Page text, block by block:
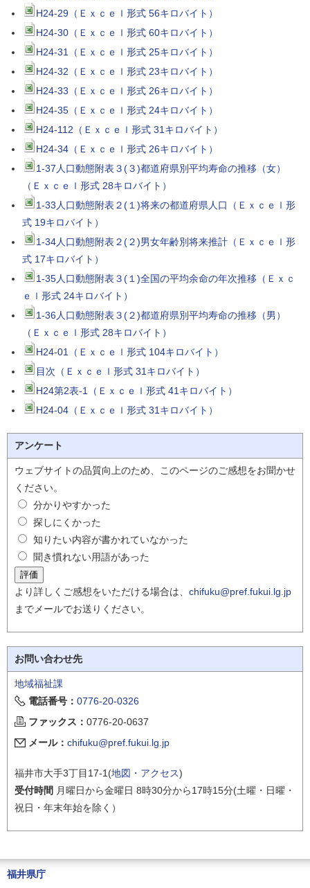
H24-29（Ｅｘｃｅｌ形式 56キロバイト）
H24-30（Ｅｘｃｅｌ形式 60キロバイト）
H24-31（Ｅｘｃｅｌ形式 25キロバイト）
H24-32（Ｅｘｃｅｌ形式 23キロバイト）
H24-33（Ｅｘｃｅｌ形式 26キロバイト）
H24-35（Ｅｘｃｅｌ形式 24キロバイト）
H24-112（Ｅｘｃｅｌ形式 31キロバイト）
H24-34（Ｅｘｃｅｌ形式 26キロバイト）
1-37人口動態附表３(３)都道府県別平均寿命の推移（女）
（Ｅｘｃｅｌ形式 28キロバイト）
1-33人口動態附表２(１)将来の都道府県人口（Ｅｘｃｅｌ形
式 19キロバイト）
1-34人口動態附表２(２)男女年齢別将来推計（Ｅｘｃｅｌ形
式 17キロバイト）
1-35人口動態附表３(１)全国の平均余命の年次推移（Ｅｘｃ
ｅｌ形式 24キロバイト）
1-36人口動態附表３(２)都道府県別平均寿命の推移（男）
（Ｅｘｃｅｌ形式 28キロバイト）
H24-01（Ｅｘｃｅｌ形式 104キロバイト）
目次（Ｅｘｃｅｌ形式 31キロバイト）
H24第2表-1（Ｅｘｃｅｌ形式 41キロバイト）
H24-04（Ｅｘｃｅｌ形式 31キロバイト）
アンケート
ウェブサイトの品質向上のため、このページのご感想をお聞かせ
ください。
分かりやすかった
探しにくかった
知りたい内容が書かれていなかった
聞き慣れない用語があった
より詳しくご感想をいただける場合は、 chifuku@pref.fukui.lg.jp
までメールでお送りください。
お問い合わせ先
地域福祉課
電話番号： 0776-20-0326
ファックス： 0776-20-0637
メール： chifuku@pref.fukui.lg.jp
福井市大手3丁目17-1(地図・アクセス)
受付時間 月曜日から金曜日 8時30分から17時15分(土曜・日曜・
祝日・年末年始を除く）
福井県庁